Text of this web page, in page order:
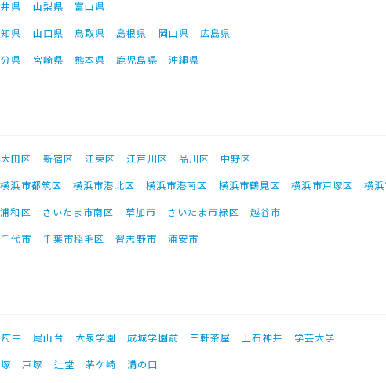
県 山梨県
富山県
県 山口県 鳥取県 島根県 岡山県
広島県
県 宮崎県 熊本県 鹿児島県 沖縄県
大田区 新宿区 江東区 江戸川区 品川区
中野区
横浜市都筑区 横浜市港北区 横浜市港南区 横浜市鶴見区 横浜市戸塚区
横
和区 さいたま市南区 草加市 さいたま市緑区
越谷市
代市 千葉市稲毛区 習志野市 浦安市
府中 尾山台 大泉学園 成城学園前 三軒茶屋 上石神井
学芸大学
戸塚 辻堂 茅ケ崎
溝の口